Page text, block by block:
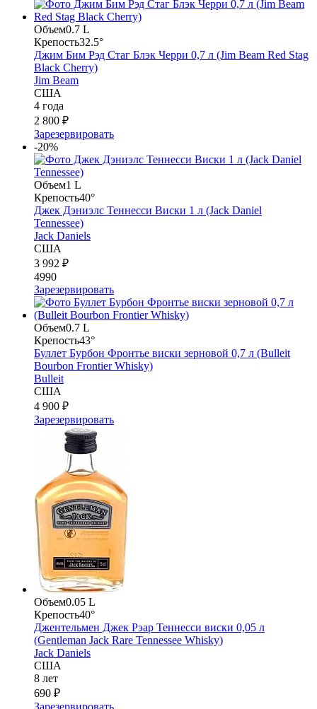
Объем0.7 L
Крепость32.5°
Джим Бим Рэд Стаг Блэк Черри 0,7 л (Jim Beam Red Stag
Black Cherry)
Jim Beam
США
4 года
2 800 ₽
Зарезервировать
-20%
Объем1 L
Крепость40°
Джек Дэниэлс Теннесси Виски 1 л (Jack Daniel
Tennessee)
Jack Daniels
США
3 992 ₽
4990
Зарезервировать
Объем0.7 L
Крепость43°
Буллет Бурбон Фронтье виски зерновой 0,7 л (Bulleit
Bourbon Frontier Whisky)
Bulleit
США
4 900 ₽
Зарезервировать
Объем0.05 L
Крепость40°
Джентельмен Джек Рэар Теннесси виски 0,05 л
(Gentleman Jack Rare Tennessee Whisky)
Jack Daniels
США
8 лет
690 ₽